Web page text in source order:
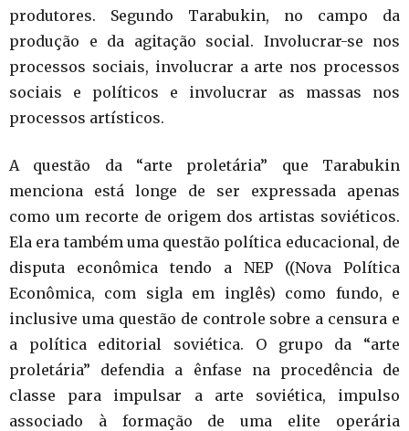
produtores. Segundo Tarabukin, no campo da
produção e da agitação social. Involucrar-se nos
processos sociais, involucrar a arte nos processos
sociais e políticos e involucrar as massas nos
processos artísticos.
A questão da “arte proletária” que Tarabukin
menciona está longe de ser expressada apenas
como um recorte de origem dos artistas soviéticos.
Ela era também uma questão política educacional, de
disputa econômica tendo a NEP ((Nova Política
Econômica, com sigla em inglês) como fundo, e
inclusive uma questão de controle sobre a censura e
a política editorial soviética. O grupo da “arte
proletária” defendia a ênfase na procedência de
classe para impulsar a arte soviética, impulso
associado à formação de uma elite operária